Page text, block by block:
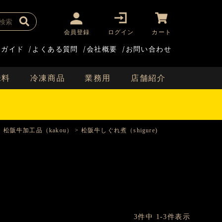
会員登録 ログイン カート
イド / よくある質問 /会社概要 / お問い合わせ
冷凍商品 業務用 店舗紹介
松阪牛加工品（kakou） 松阪牛しぐれ煮（shigure)
3件中 1-3件表示